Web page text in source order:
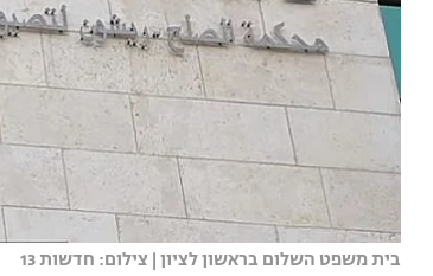
בית משפט השלום בראשון לציון | צילום: חדשות 13